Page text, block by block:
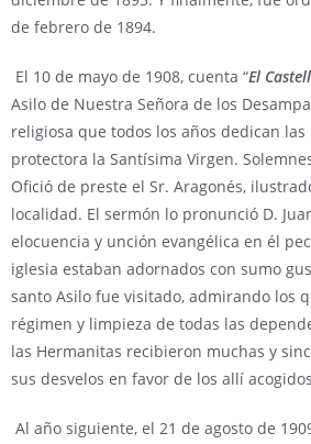
de febrero de 1894.
El 10 de mayo de 1908, cuenta “El
Asilo de Nuestra Señora de los
religiosa que todos los años dedican
protectora la Santísima Virgen.
Ofició de preste el Sr. Aragonés,
localidad. El sermón lo pronunció D.
elocuencia y unción evangélica en él
iglesia estaban adornados con sumo
santo Asilo fue visitado, admirando los
régimen y limpieza de todas las
las Hermanitas recibieron muchas y
sus desvelos en favor de los allí
Al año siguiente, el 21 de agosto de